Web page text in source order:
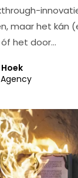
maar het kán
het door…